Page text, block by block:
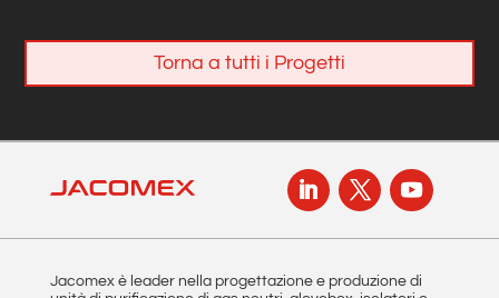
Torna a tutti i Progetti
Jacomex è leader nella progettazione e produzione di